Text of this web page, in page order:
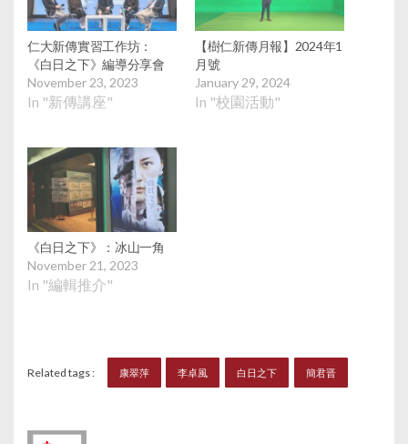
仁大新傳實習工作坊：
《白日之下》編導分享會
November 23, 2023
In "新傳講座"
【樹仁新傳月報】2024年1
月號
January 29, 2024
In "校園活動"
《白日之下》：冰山一角
November 21, 2023
In "編輯推介"
Related tags : 康翠萍 李卓風 白日之下 簡君晋